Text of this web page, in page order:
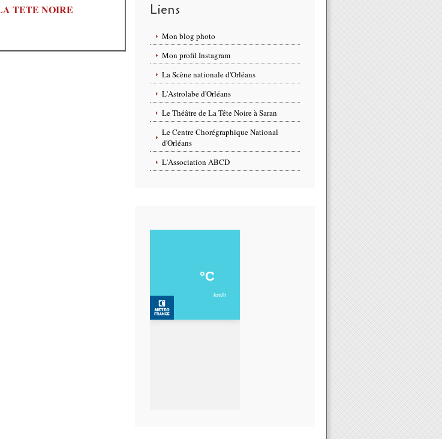
TETE NOIRE Liens
Mon blog photo
Mon profil Instagram
La Scène nationale d'Orléans
L'Astrolabe d'Orléans
Le Théâtre de La Tête Noire à Saran
Le Centre Chorégraphique National
d'Orléans
L'Association ABCD